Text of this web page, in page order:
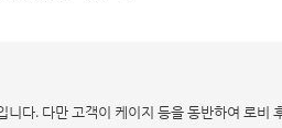
다. 다만 고객이 케이지 등을 동반하여 로비